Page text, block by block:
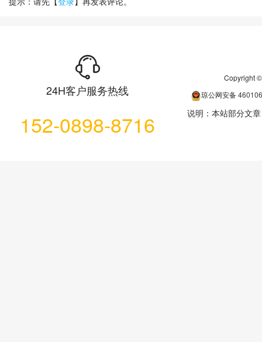
24H客户服务热线
152-0898-8716
Copyright
琼公网安备
说明：本站部分文